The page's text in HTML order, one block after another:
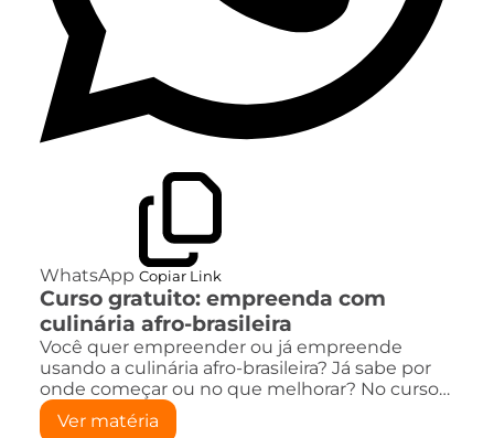
WhatsApp Copiar Link
Curso gratuito: empreenda com
culinária afro-brasileira
Você quer empreender ou já empreende
usando a culinária afro-brasileira? Já sabe por
onde começar ou no que melhorar? No curso…
Ver matéria